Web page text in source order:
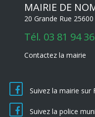
MAIRIE DE
20 Grande Rue
Tél. 03 81 94
Contactez la mairie
Suivez la mairie sur
Suivez la police